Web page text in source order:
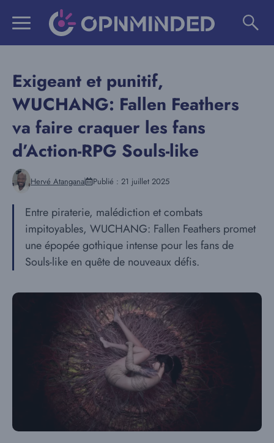
Exigeant et punitif,
WUCHANG: Fallen Feathers
va faire craquer les fans
d’Action-RPG Souls-like
Hervé Atangana Publié : 21 juillet 2025
Entre piraterie, malédiction et combats
impitoyables, WUCHANG: Fallen Feathers promet
une épopée gothique intense pour les fans de
Souls-like en quête de nouveaux défis.